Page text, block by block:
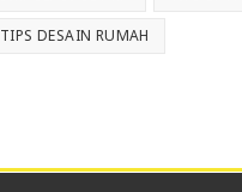
TIPS DESAIN RUMAH